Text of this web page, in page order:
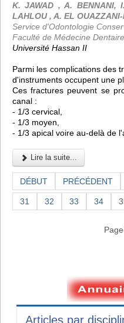
K. JAWAD , A. BENNANI,
LAHLOU , A. EL
Service d'Odontologie
Faculté de Médecine
Université Hassan II
Parmi les complications des
d'instruments occupent une
Ces fractures peuvent se
canal :
- 1/3 cervical,
- 1/3 moyen,
- 1/3 apical voire au-delà de
Lire la suite...
DÉBUT PRÉCÉDENT
31 32 33 34
Articles par